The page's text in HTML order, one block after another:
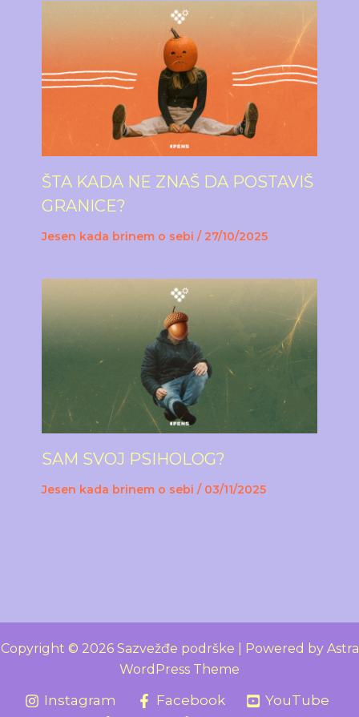
ŠTA KADA NE ZNAŠ DA POSTAVIŠ
GRANICE?
Jesen kada brinem o sebi / 27/10/2025
SAM SVOJ PSIHOLOG?
Jesen kada brinem o sebi / 03/11/2025
Copyright © 2026 Sazvežđe podrške | Powered by Astra
WordPress Theme
Instagram Facebook
YouTube